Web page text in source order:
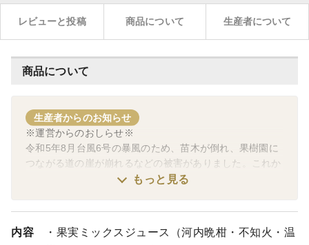
レビューと投稿 商品について 生産者について
商品について
生産者からのお知らせ
※運営からのおしらせ※
令和5年8月台風6号の暴風のため、苗木が倒れ、果樹園に
つながる道の崖が崩れるなどの被害がありました。これか
ら収穫予定であった柑橘類は、お互いがぶつかり生傷がで
も挑戦している江﨑果樹園さんの応援をよろしくお願いし
ます。
もっと見る
内容
・果実ミックスジュース（河内晩柑・不知火・温